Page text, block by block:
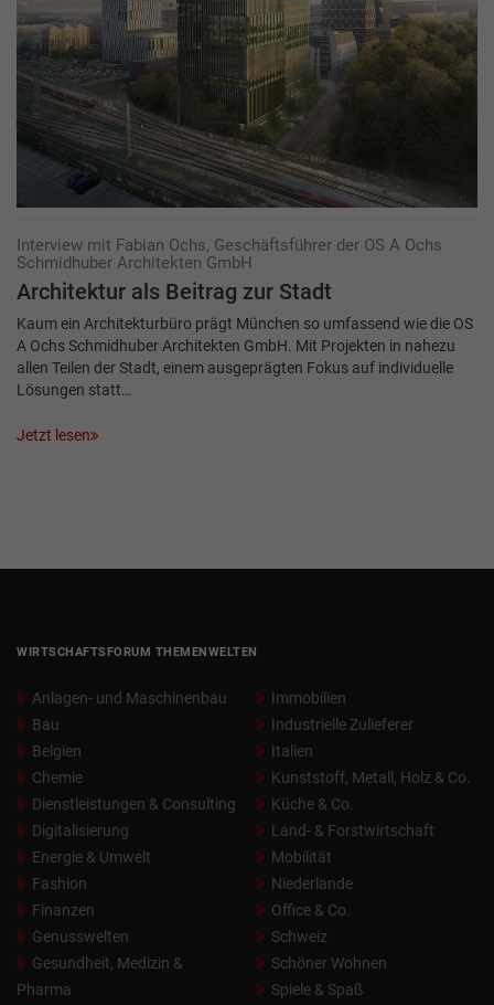
Interview mit Fabian Ochs, Geschäftsführer der OS A Ochs
Schmidhuber Architekten GmbH
Architektur als Beitrag zur Stadt
Kaum ein Architekturbüro prägt München so umfassend wie die OS
A Ochs Schmidhuber Architekten GmbH. Mit Projekten in nahezu
allen Teilen der Stadt, einem ausgeprägten Fokus auf individuelle
Lösungen statt…
Jetzt lesen
WIRTSCHAFTSFORUM THEMENWELTEN
Anlagen- und Maschinenbau
Bau
Belgien
Chemie
Dienstleistungen & Consulting
Digitalisierung
Energie & Umwelt
Fashion
Finanzen
Genusswelten
Gesundheit, Medizin &
Pharma
Immobilien
Industrielle Zulieferer
Italien
Kunststoff, Metall, Holz & Co.
Küche & Co.
Land- & Forstwirtschaft
Mobilität
Niederlande
Office & Co.
Schweiz
Schöner Wohnen
Spiele & Spaß